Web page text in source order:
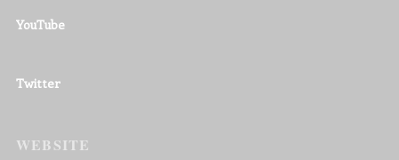
YouTube
Twitter
WEBSITE